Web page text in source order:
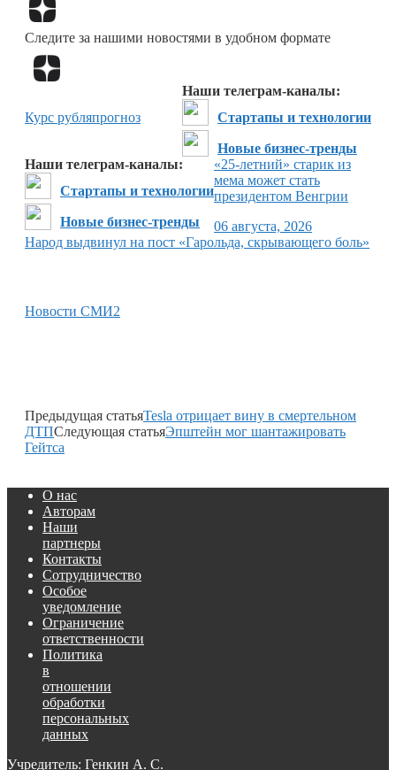
Следите за нашими новостями в удобном формате
Наши телеграм-каналы:
Стартапы и технологии
Новые бизнес-тренды
Наши телеграм-каналы:
Стартапы и технологии
Новые бизнес-тренды
Курс рубляпрогноз
«25-летний» старик из
мема может стать
президентом Венгрии
06 августа, 2026
Народ выдвинул на пост «Гарольда, скрывающего боль»
Новости СМИ2
Предыдущая статьяTesla отрицает вину в смертельном
ДТПСледующая статьяЭпштейн мог шантажировать
Гейтса
О нас
Авторам
Наши
партнеры
Контакты
Сотрудничество
Особое
уведомление
Ограничение
ответственности
Политика
в
отношении
обработки
персональных
данных
Учредитель: Генкин А. С.